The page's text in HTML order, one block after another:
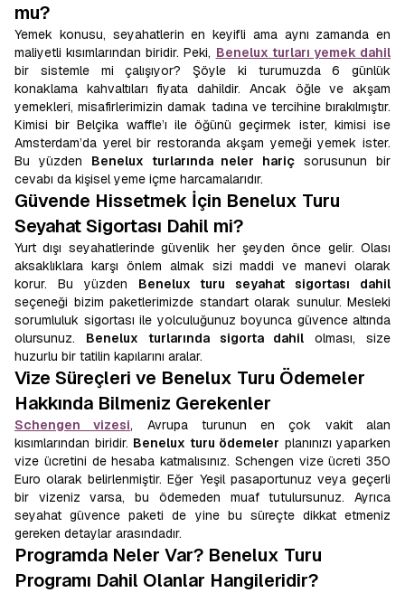
mu?
Yemek konusu, seyahatlerin en keyifli ama aynı zamanda en
maliyetli kısımlarından biridir. Peki, Benelux turları yemek dahil
bir sistemle mi çalışıyor? Şöyle ki turumuzda 6 günlük
konaklama kahvaltıları fiyata dahildir. Ancak öğle ve akşam
yemekleri, misafirlerimizin damak tadına ve tercihine bırakılmıştır.
Kimisi bir Belçika waffle’ı ile öğünü geçirmek ister, kimisi ise
Amsterdam’da yerel bir restoranda akşam yemeği yemek ister.
Bu yüzden Benelux turlarında neler hariç sorusunun bir
cevabı da kişisel yeme içme harcamalarıdır.
Güvende Hissetmek İçin Benelux Turu
Seyahat Sigortası Dahil mi?
Yurt dışı seyahatlerinde güvenlik her şeyden önce gelir. Olası
aksaklıklara karşı önlem almak sizi maddi ve manevi olarak
korur. Bu yüzden Benelux turu seyahat sigortası dahil
seçeneği bizim paketlerimizde standart olarak sunulur. Mesleki
sorumluluk sigortası ile yolculuğunuz boyunca güvence altında
olursunuz. Benelux turlarında sigorta dahil olması, size
huzurlu bir tatilin kapılarını aralar.
Vize Süreçleri ve Benelux Turu Ödemeler
Hakkında Bilmeniz Gerekenler
Schengen vizesi, Avrupa turunun en çok vakit alan
kısımlarından biridir. Benelux turu ödemeler planınızı yaparken
vize ücretini de hesaba katmalısınız. Schengen vize ücreti 350
Euro olarak belirlenmiştir. Eğer Yeşil pasaportunuz veya geçerli
bir vizeniz varsa, bu ödemeden muaf tutulursunuz. Ayrıca
seyahat güvence paketi de yine bu süreçte dikkat etmeniz
gereken detaylar arasındadır.
Programda Neler Var? Benelux Turu
Programı Dahil Olanlar Hangileridir?